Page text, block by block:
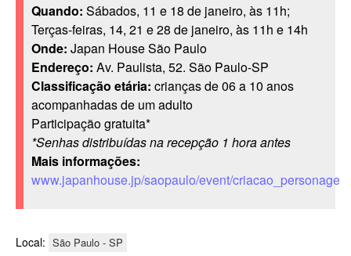
Quando: Sábados, 11 e 18 de janeiro, às 11h;
Terças-feiras, 14, 21 e 28 de janeiro, às 11h e 14h
Onde: Japan House São Paulo
Endereço: Av. Paulista, 52. São Paulo-SP
Classificação etária: crianças de 06 a 10 anos
acompanhadas de um adulto
Participação gratuita*
*Senhas distribuídas na recepção 1 hora antes
Mais informações:
www.japanhouse.jp/saopaulo/event/
Local: São Paulo - SP